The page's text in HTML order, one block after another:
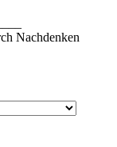
Nachdenken